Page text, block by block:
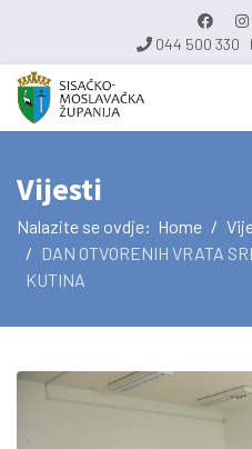
044 500 330
Vijesti
Nalazite se ovdje: Home
DAN OTVORENIH VRATA
KUTINA